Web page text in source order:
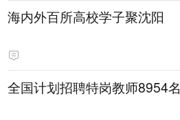
海内外百所高校学子聚沈阳
全国计划招聘特岗教师8954名